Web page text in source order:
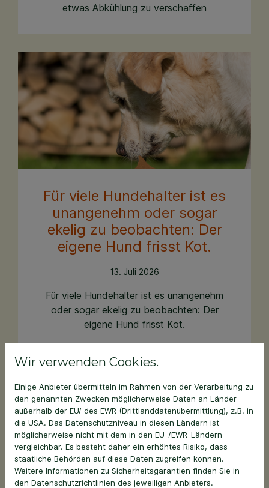
etwas Abkühlung zu verschaffen
Für viele Hundehalter ist es
unangenehm oder sogar
ekelig zu beobachten: Der
eigene Hund frisst Kot.
13. Juli 2026
Für viele Hundehalter ist es unangenehm
oder sogar ekelig zu beobachten: Der
eigene Hund frisst Kot.
Wir verwenden Cookies.
Einige Anbieter übermitteln im Rahmen von der Verarbeitung zu
den genannten Zwecken möglicherweise Daten an Länder
außerhalb der EU/ des EWR (Drittlanddatenübermittlung), z.B. in
die USA. Das Datenschutzniveau in diesen Ländern ist
möglicherweise nicht mit dem in den EU-/EWR-Ländern
vergleichbar. Es besteht daher ein erhöhtes Risiko, dass
staatliche Behörden auf diese Daten zugreifen können.
Weitere Informationen zu Sicherheitsgarantien finden Sie in
den Datenschutzrichtlinien des jeweiligen Anbieters.